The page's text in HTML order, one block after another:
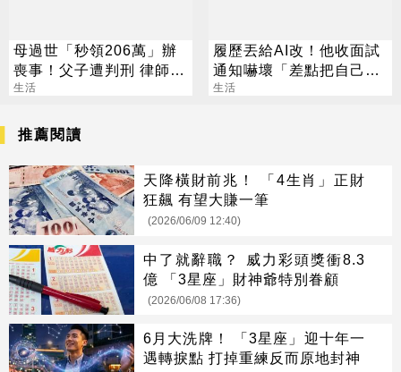
母過世「秒領206萬」辦
喪事！父子遭判刑 律師：
搶錢先下手是罪
生活
履歷丟給AI改！他收面試
通知嚇壞「差點把自己送
走」
生活
推薦閱讀
天降橫財前兆！ 「4生肖」正財
狂飆 有望大賺一筆
(2026/06/09 12:40)
中了就辭職？ 威力彩頭獎衝8.3
億 「3星座」財神爺特別眷顧
(2026/06/08 17:36)
6月大洗牌！ 「3星座」迎十年一
遇轉捩點 打掉重練反而原地封神